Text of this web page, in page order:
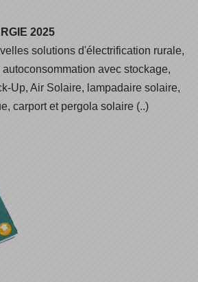
2025
solutions d'électrification rurale,
avec stockage,
Up, Air Solaire, lampadaire solaire,
carport et pergola solaire (..)